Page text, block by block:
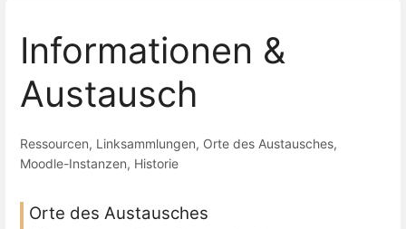
Informationen &
Austausch
Ressourcen, Linksammlungen, Orte des Austausches,
Moodle-Instanzen, Historie
Orte des Austausches